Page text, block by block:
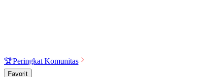
🏆Peringkat Komunitas
Favorit